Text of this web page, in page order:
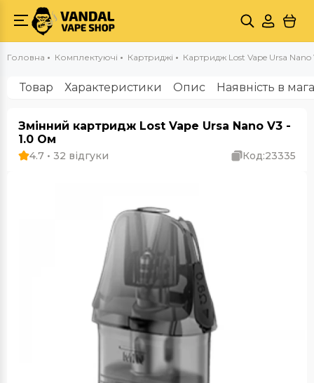
Головна Комплектуючі Картриджі Картридж Lost Vape Ursa
Товар Характеристики Опис Наявність в
Змінний картридж Lost Vape Ursa Nano V3 -
1.0 Ом
4.7 • 32 відгуки Код:23335